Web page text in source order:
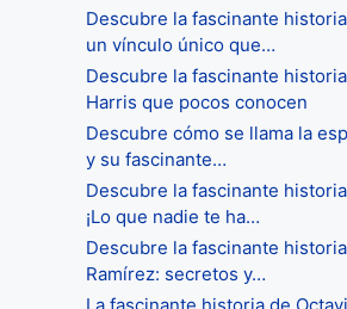
Descubre la fascinante
un vínculo único que…
Descubre la fascinante
Harris que pocos conocen
Descubre cómo se llama la
y su fascinante…
Descubre la fascinante
¡Lo que nadie te ha…
Descubre la fascinante
Ramírez: secretos y…